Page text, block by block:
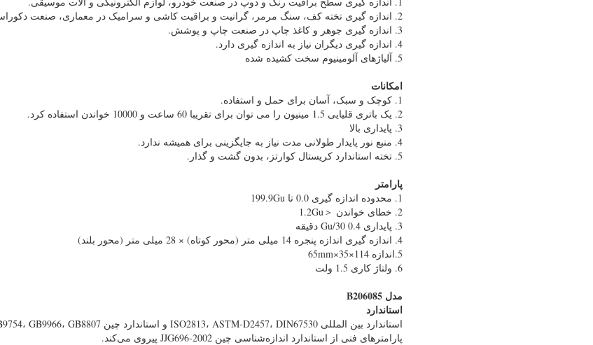
2. اندازه گیری تخته کف، سنگ مرمر، گرانیت و براقیت کاشی و سرامیک در معماری، صنعت دکوراسیون.
3. اندازه گیری جوهر و کاغذ چاپ در صنعت چاپ و پوشش.
4. اندازه گیری دیگران نیاز به اندازه گیری دارد.
5. آلیاژهای آلومینیوم سخت کشیده شده
امکانات
1. کوچک و سبک، آسان برای حمل و استفاده.
2. یک باتری قلیایی 1.5 مینیون را می توان برای تقریبا 60 ساعت و 10000 خواندن استفاده کرد.
3. پایداری بالا
4. منبع نور پایدار طولانی مدت نیاز به جایگزینی برای همیشه ندارد.
5. تخته استاندارد کریستال کوارتز، بدون گشت و گذار.
پارامتر
1. محدوده اندازه گیری 0.0 تا 199.9Gu
2. خطای خواندن ＜1.2Gu
3. پایداری 0.4 Gu/30 دقیقه
4. اندازه گیری اندازه پنجره 14 میلی متر (محور کوتاه) × 28 میلی متر (محور بلند)
5.اندازه 114×35×65mm
6. ولتاژ کاری 1.5 ولت
مدل B206085
استاندارد
استاندارد بین المللی ISO2813، ASTM-D2457، DIN67530 و استاندارد چین GB9754، GB9966، GB8807.
پارامترهای فنی از استاندارد اندازه‌شناسی چین JJG696-2002 پیروی می‌کند.